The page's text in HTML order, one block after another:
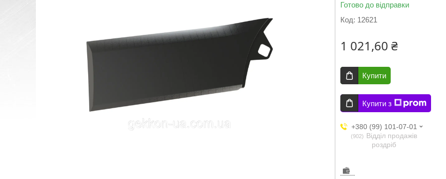
Готово до відправки
Код: 12621
1 021,60 ₴
Купити
Купити з
+380 (99) 101-07-01
902
Відділ продажів
роздріб